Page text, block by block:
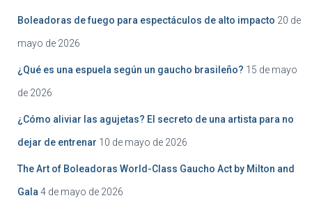
Boleadoras de fuego para espectáculos de alto impacto 20 de
mayo de 2026
¿Qué es una espuela según un gaucho brasileño? 15 de mayo
de 2026
¿Cómo aliviar las agujetas? El secreto de una artista para no
dejar de entrenar 10 de mayo de 2026
The Art of Boleadoras World-Class Gaucho Act by Milton and
Gala 4 de mayo de 2026